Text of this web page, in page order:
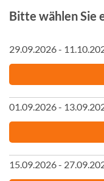
Bitte wählen Sie
29.09.2026 -
01.09.2026 -
15.09.2026 -